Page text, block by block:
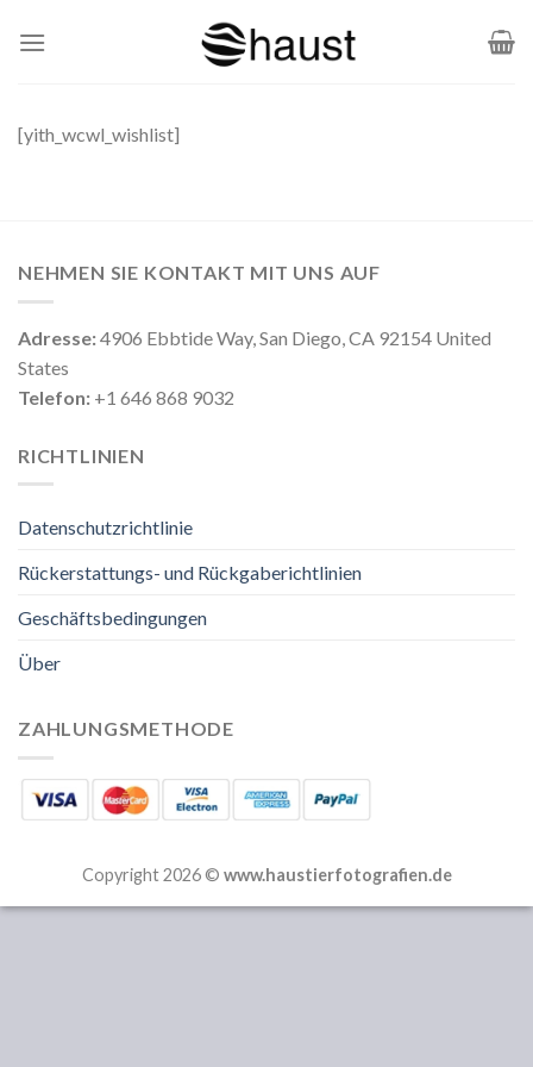
Inhalt
[yith_wcwl_wishlist]
NEHMEN SIE KONTAKT MIT UNS AUF
Adresse:4906 Ebbtide Way, San Diego, CA 92154 United
States
Telefon: +1 646 868 9032
RICHTLINIEN
Datenschutzrichtlinie
Rückerstattungs- und Rückgaberichtlinien
Geschäftsbedingungen
Über
ZAHLUNGSMETHODE
Copyright 2026 © www.haustierfotografien.de